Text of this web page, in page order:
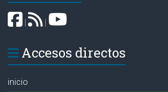
|
Accesos directos
inicio